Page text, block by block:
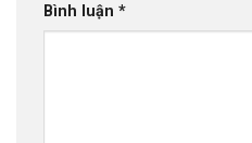
Bình luận *